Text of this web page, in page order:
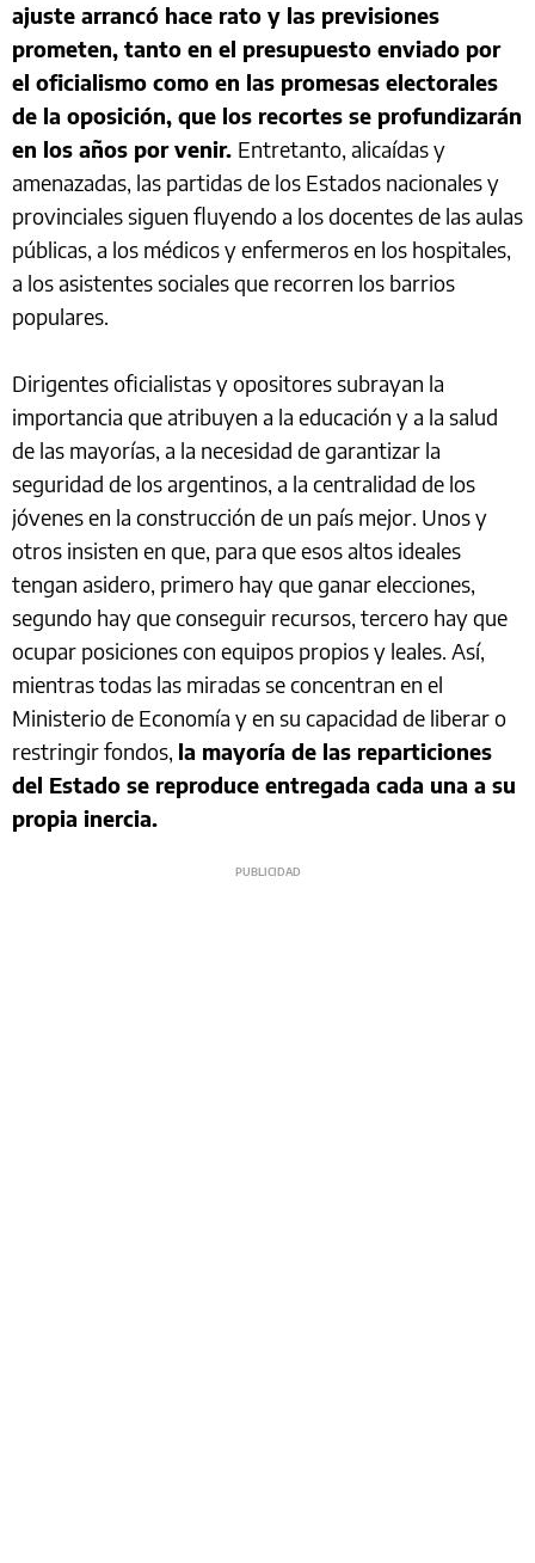
ajuste arrancó hace rato y las previsiones
prometen, tanto en el presupuesto enviado por
el oficialismo como en las promesas electorales
de la oposición, que los recortes se profundizarán
en los años por venir. Entretanto, alicaídas y
amenazadas, las partidas de los Estados nacionales y
provinciales siguen fluyendo a los docentes de las aulas
públicas, a los médicos y enfermeros en los hospitales,
a los asistentes sociales que recorren los barrios
populares.
Dirigentes oficialistas y opositores subrayan la
importancia que atribuyen a la educación y a la salud
de las mayorías, a la necesidad de garantizar la
seguridad de los argentinos, a la centralidad de los
jóvenes en la construcción de un país mejor. Unos y
otros insisten en que, para que esos altos ideales
tengan asidero, primero hay que ganar elecciones,
segundo hay que conseguir recursos, tercero hay que
ocupar posiciones con equipos propios y leales. Así,
mientras todas las miradas se concentran en el
Ministerio de Economía y en su capacidad de liberar o
restringir fondos, la mayoría de las reparticiones
del Estado se reproduce entregada cada una a su
propia inercia.